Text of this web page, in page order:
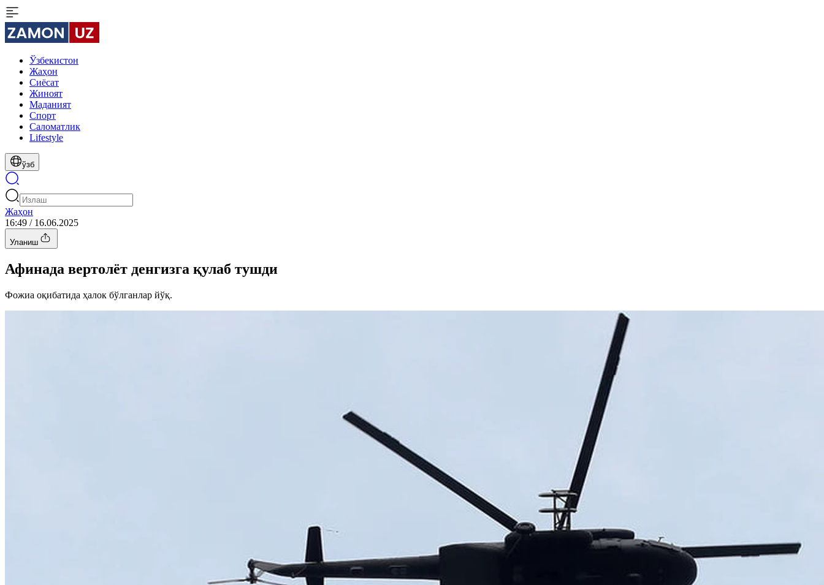
Ўзбекистон
Жаҳон
Сиёсат
Жиноят
Маданият
Спорт
Cаломатлик
Lifestyle
ўзб
Жаҳон
16:49 / 16.06.2025
Уланиш
Афинада вертолёт денгизга қулаб тушди
Фожиа оқибатида ҳалок бўлганлар йўқ.